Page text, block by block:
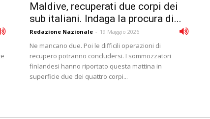
Maldive, recuperati due corpi dei
sub italiani. Indaga la procura di...
Redazione Nazionale - 19 Maggio 2026
Ne mancano due. Poi le difficili operazioni di
recupero potranno concludersi. I sommozzatori
finlandesi hanno riportato questa mattina in
superficie due dei quattro corpi...